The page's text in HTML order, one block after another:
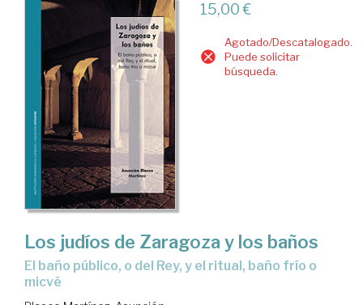
15,00 €
Agotado/Descatalogado.
Puede solicitar
búsqueda.
Los judíos de Zaragoza y los baños
el baño público, o del Rey, y el ritual, baño frío o
micvé